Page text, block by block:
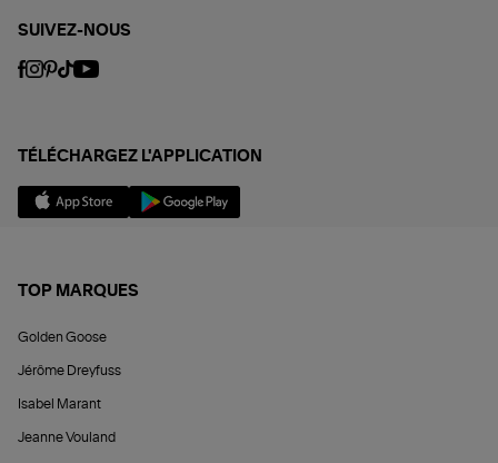
SUIVEZ-NOUS
TÉLÉCHARGEZ L'APPLICATION
TOP MARQUES
Golden Goose
Jérôme Dreyfuss
Isabel Marant
Jeanne Vouland